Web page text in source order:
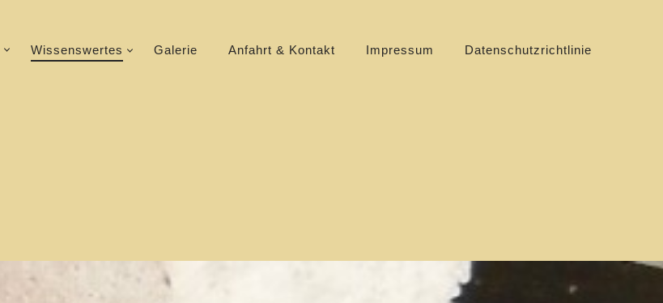
Wissenswertes Galerie Anfahrt & Kontakt Impressum Datenschutzrichtlinie